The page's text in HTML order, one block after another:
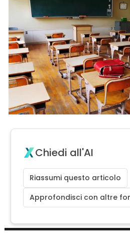
Chiedi all'AI
Riassumi questo articolo
Approfondisci con altre